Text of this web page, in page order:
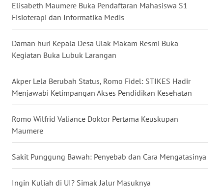
Elisabeth Maumere Buka Pendaftaran Mahasiswa S1
Fisioterapi dan Informatika Medis
Daman huri Kepala Desa Ulak Makam Resmi Buka
Kegiatan Buka Lubuk Larangan
Akper Lela Berubah Status, Romo Fidel: STIKES Hadir
Menjawabi Ketimpangan Akses Pendidikan Kesehatan
Romo Wilfrid Valiance Doktor Pertama Keuskupan
Maumere
Sakit Punggung Bawah: Penyebab dan Cara Mengatasinya
Ingin Kuliah di UI? Simak Jalur Masuknya
TANJUNG
LESUNG
SIMALUNGUN
LABUHANBATU
TAPANULI
TENGAH